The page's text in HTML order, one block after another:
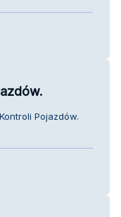
Pojazdów.